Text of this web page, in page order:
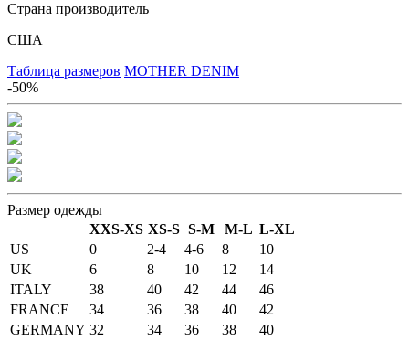
Страна производитель
США
Таблица размеров MOTHER DENIM
-50%
Размер одежды
XXS-XS XS-S S-M M-L L-XL
US
0 2-4 4-6 8
10
UK
6 8 10 12
14
ITALY
38 40 42 44
46
FRANCE
34 36 38 40
42
GERMANY 32 34 36 38
40